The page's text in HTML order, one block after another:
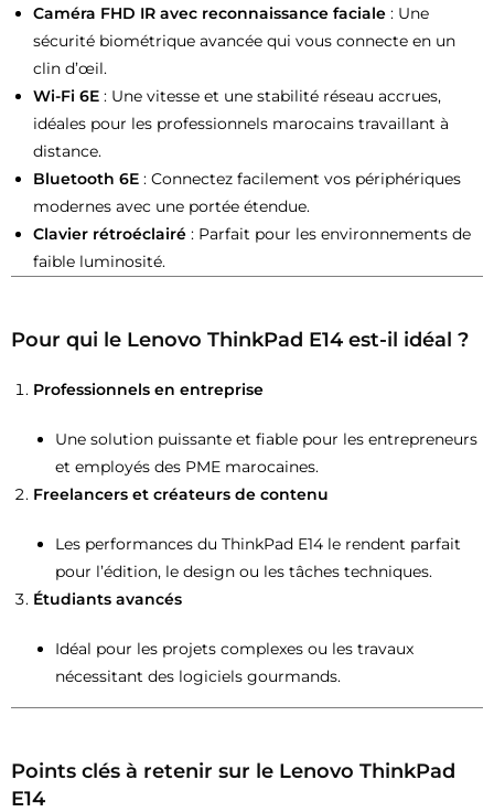
Caméra FHD IR avec reconnaissance faciale : Une
sécurité biométrique avancée qui vous connecte en un
clin d’œil.
Wi-Fi 6E : Une vitesse et une stabilité réseau accrues,
idéales pour les professionnels marocains travaillant à
distance.
Bluetooth 6E : Connectez facilement vos périphériques
modernes avec une portée étendue.
Clavier rétroéclairé : Parfait pour les environnements de
faible luminosité.
Pour qui le Lenovo ThinkPad E14 est-il idéal ?
Professionnels en entreprise
Une solution puissante et fiable pour les entrepreneurs
et employés des PME marocaines.
Freelancers et créateurs de contenu
Les performances du ThinkPad E14 le rendent parfait
pour l’édition, le design ou les tâches techniques.
Étudiants avancés
Idéal pour les projets complexes ou les travaux
nécessitant des logiciels gourmands.
Points clés à retenir sur le Lenovo ThinkPad
E14